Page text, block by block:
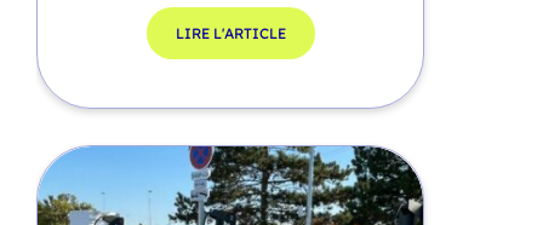
LIRE L'ARTICLE